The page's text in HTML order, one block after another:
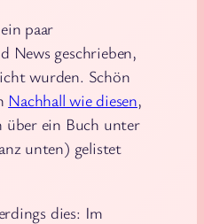
paar
News geschrieben,
wurden. Schön
Nachhall wie diesen,
über ein Buch unter
unten) gelistet
dies: Im